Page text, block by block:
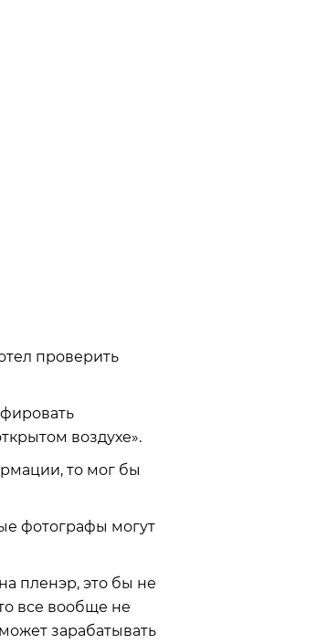
проверить
воздухе».
то мог бы
фотографы могут
пленэр, это бы не
все вообще не
зарабатывать